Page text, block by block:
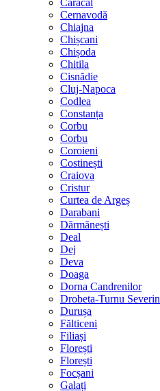
Caracal
Cernavodă
Chiajna
Chișcani
Chișoda
Chitila
Cisnădie
Cluj-Napoca
Codlea
Constanța
Corbu
Corbu
Coroieni
Costinești
Craiova
Cristur
Curtea de Argeș
Darabani
Dărmănești
Deal
Dej
Deva
Doaga
Dorna Candrenilor
Drobeta-Turnu Severin
Durușa
Fălticeni
Filiași
Florești
Florești
Focșani
Galați